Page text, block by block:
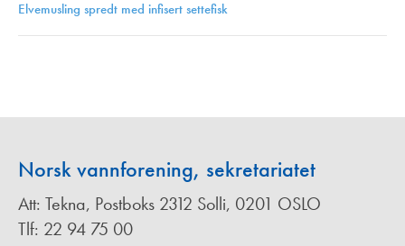
Elvemusling spredt med infisert settefisk
Norsk vannforening, sekretariatet
Att: Tekna, Postboks 2312 Solli, 0201 OSLO
Tlf: 22 94 75 00